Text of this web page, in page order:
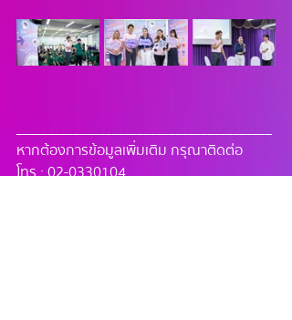
________________________________________
หากต้องการข้อมูลเพิ่มเติม กรุณาติดต่อ
โทร : 02-0330104